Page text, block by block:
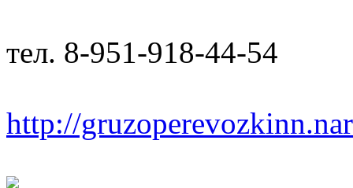
тел. 8-951-918-44-54
http://